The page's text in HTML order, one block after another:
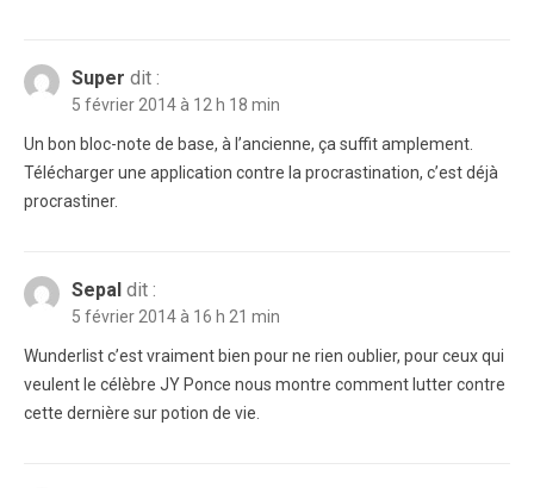
Super dit :
5 février 2014 à 12 h 18 min
Un bon bloc-note de base, à l’ancienne, ça suffit amplement.
Télécharger une application contre la procrastination, c’est déjà
procrastiner.
Sepal dit :
5 février 2014 à 16 h 21 min
Wunderlist c’est vraiment bien pour ne rien oublier, pour ceux qui
veulent le célèbre JY Ponce nous montre comment lutter contre
cette dernière sur potion de vie.